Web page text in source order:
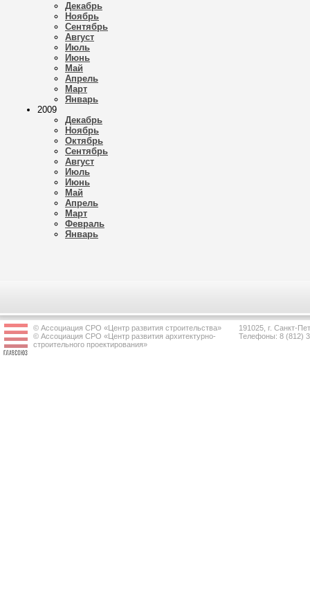
Декабрь
Ноябрь
Сентябрь
Август
Июль
Июнь
Май
Апрель
Март
Январь
2009
Декабрь
Ноябрь
Октябрь
Сентябрь
Август
Июль
Июнь
Май
Апрель
Март
Февраль
Январь
© Ассоциация СРО «Центр развития строительства»
© Ассоциация СРО «Центр развития архитектурно-
строительного проектирования»
191025, г. Санкт-
Телефоны: 8 (812)